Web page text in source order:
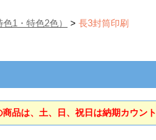
1・特色2色） > 長3封筒印刷
商品は、土、日、祝日は納期カウン